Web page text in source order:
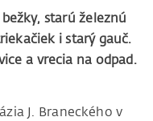
starú železnú
i starý gauč.
a vrecia na odpad.
J. Braneckého v